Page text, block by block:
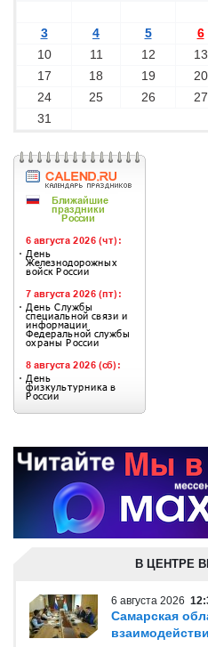
3
4 5 6
10
11 12 13
17
18 19 20
24
25 26 27
31
В ЦЕНТРЕ
6 августа 2026
Самарская